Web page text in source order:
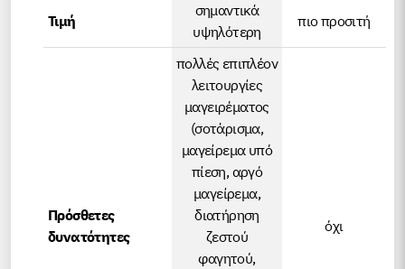
Τιμή
σημαντικά
υψηλότερη
πιο προσιτή
Πρόσθετες
δυνατότητες
πολλές επιπλέον
λειτουργίες
μαγειρέματος
(σοτάρισμα,
μαγείρεμα υπό
πίεση, αργό
μαγείρεμα,
διατήρηση
ζεστού
φαγητού,
όχι